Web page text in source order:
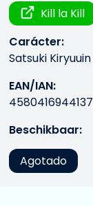
Kill la Kill
Carácter:
Satsuki Kiryuuin
EAN/IAN:
4580416944137
Beschikbaar:
Agotado